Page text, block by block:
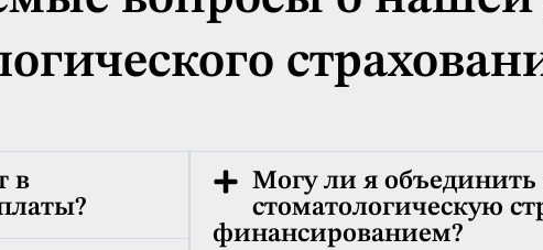
в
Могу ли я объединить
стоматологическую
финансированием?